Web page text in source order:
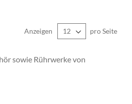
Anzeigen
pro Seite
sowie Rührwerke von